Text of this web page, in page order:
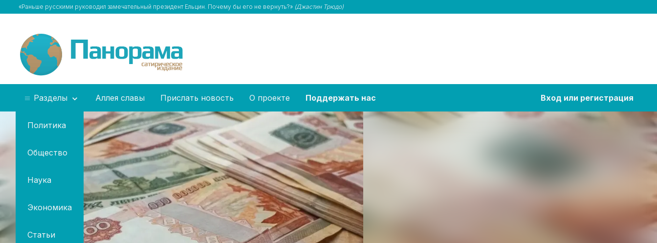
«Раньше русскими руководил замечательный президент Ельцин. Почему бы его не вернуть?» (Джастин Трюдо)
Разделы
Политика
Общество
Наука
Экономика
Статьи
Аллея славы Прислать новость О проекте Поддержать нас Вход или регистрация